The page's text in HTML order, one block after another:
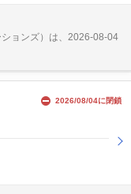
ョンズ）は、2026-08-04
2026/08/04に閉鎖